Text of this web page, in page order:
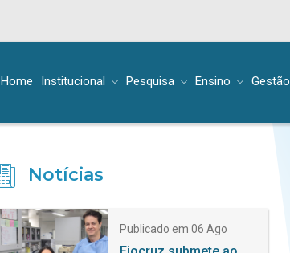
Home Institucional Pesquisa Ensino Gestão
Notícias
Publicado em 06 Ago